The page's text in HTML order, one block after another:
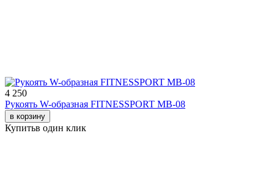
4 250
Рукоять W-образная FITNESSPORT МВ-08
в корзину
Купитьв один клик